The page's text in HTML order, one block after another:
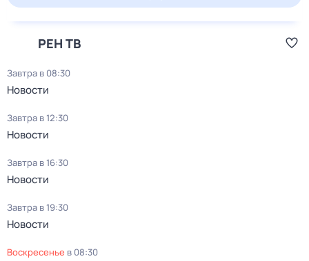
РЕН ТВ
Завтра в 08:30
Новости
Завтра в 12:30
Новости
Завтра в 16:30
Новости
Завтра в 19:30
Новости
воскресенье в 08:30